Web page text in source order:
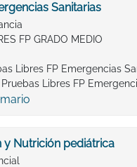
Sanitarias
FP GRADO MEDIO
Libres FP
Libres FP
y Nutrición pediátrica